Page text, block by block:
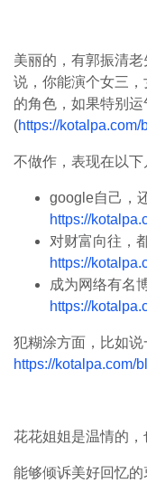
美丽的，有郭振清老
说，你能演个女三
的角色，如果特别
(https://
不做作，表现在以下
google自己，
https://
对财富向往，
https://
成为网络有名
https://
犯糊涂方面，比如说
https://kotalpa.com/
花花姐姐是温情的，
能够倾诉美好回忆的